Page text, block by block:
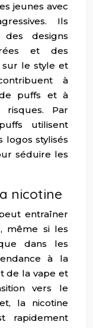
jeunes avec
Ils
designs
et des
sur le style et
à
de puffs et à
Par
utilisent
logos stylisés
séduire les
nicotine
entraîner
même si les
dans les
à la
de la vape et
vers le
la nicotine
rapidement